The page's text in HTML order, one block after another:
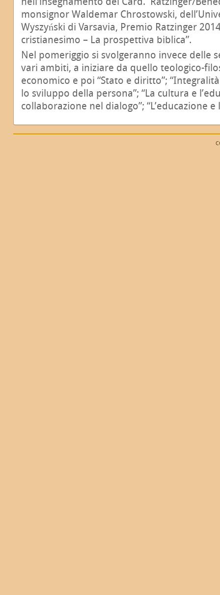
monsignor Waldemar Chrostowski,
Wyszyński di Varsavia, Premio Ratzinger
cristianesimo – La prospettiva biblica”.
Nel pomeriggio si svolgeranno invece delle
vari ambiti, a iniziare da quello teologico-
economico e poi “Stato e diritto”;
lo sviluppo della persona”; “La cultura e
collaborazione nel dialogo”; “L’educazione e